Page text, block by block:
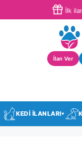
İlk
İlan Ver
KEDİ İLANLARI▾